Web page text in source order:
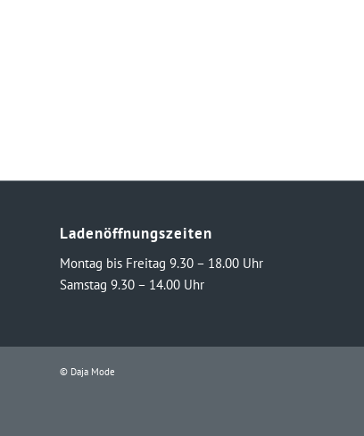
Ladenöffnungszeiten
Montag bis Freitag 9.30 – 18.00 Uhr
Samstag 9.30 – 14.00 Uhr
© Daja Mode